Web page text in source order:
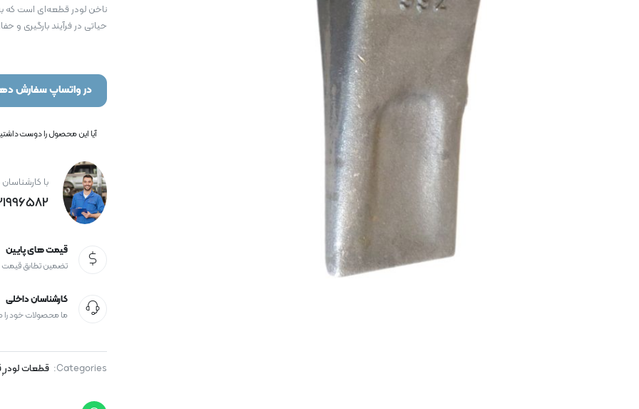
ناخن لودر قطعه‌ای است که
حیاتی در فرآیند بارگیری و
در واتساپ سفارش
آیا این محصول را دوست
با
قیمت های پایین
تضمین تطابق قیمت
کارشناسان داخلی
ما محصولات خود
Categories: قطعات لودر,